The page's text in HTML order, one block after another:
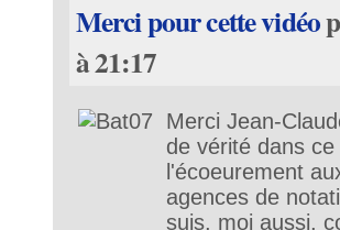
Merci pour cette vidéo
à 21:17
Merci Jean-
de vérité dans
l'écoeurement
agences de
suis, moi aussi,